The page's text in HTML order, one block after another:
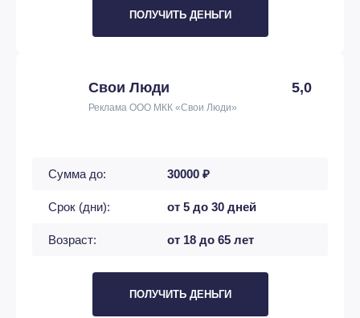
ПОЛУЧИТЬ ДЕНЬГИ
Свои Люди 5,0
Реклама ООО МКК «Свои Люди»
Сумма до: 30000 ₽
Срок (дни): от 5 до 30 дней
Возраст: от 18 до 65 лет
ПОЛУЧИТЬ ДЕНЬГИ